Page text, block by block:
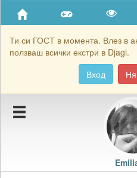
Ти си ГОСТ в момента. Влез в
ползваш всички екстри в Djagi.
Вход
Приятели
Хронология на игри
Подаръците на Emilia.To
Картичките на Emilia.To